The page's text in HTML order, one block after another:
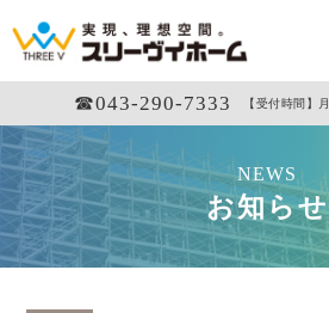
☎︎043-290-7333 【受付時間】
NEWS
お知らせ